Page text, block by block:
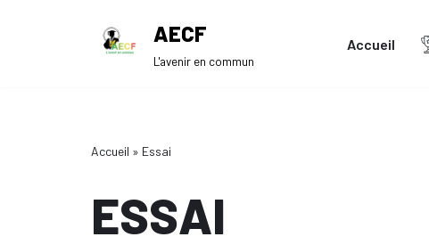
AECF
L'avenir en commun
Accueil
Accueil » Essai
ESSAI